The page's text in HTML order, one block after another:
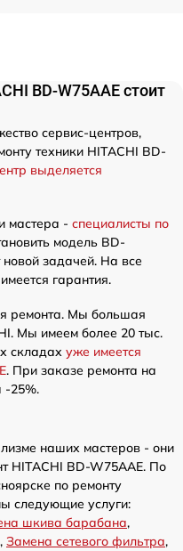
BD-W75AAE стоит
сервис-центров,
техники HITACHI BD-
выделяется
мастера - специалисты по
модель BD-
задачей. На все
гарантия.
ремонта. Мы большая
Мы имеем более 20 тыс.
складах уже имеется
. При заказе ремонта на
-25%.
наших мастеров - они
HITACHI BD-W75AAE. По
по ремонту
следующие услуги:
шкива барабана,
, Замена сетевого фильтра,